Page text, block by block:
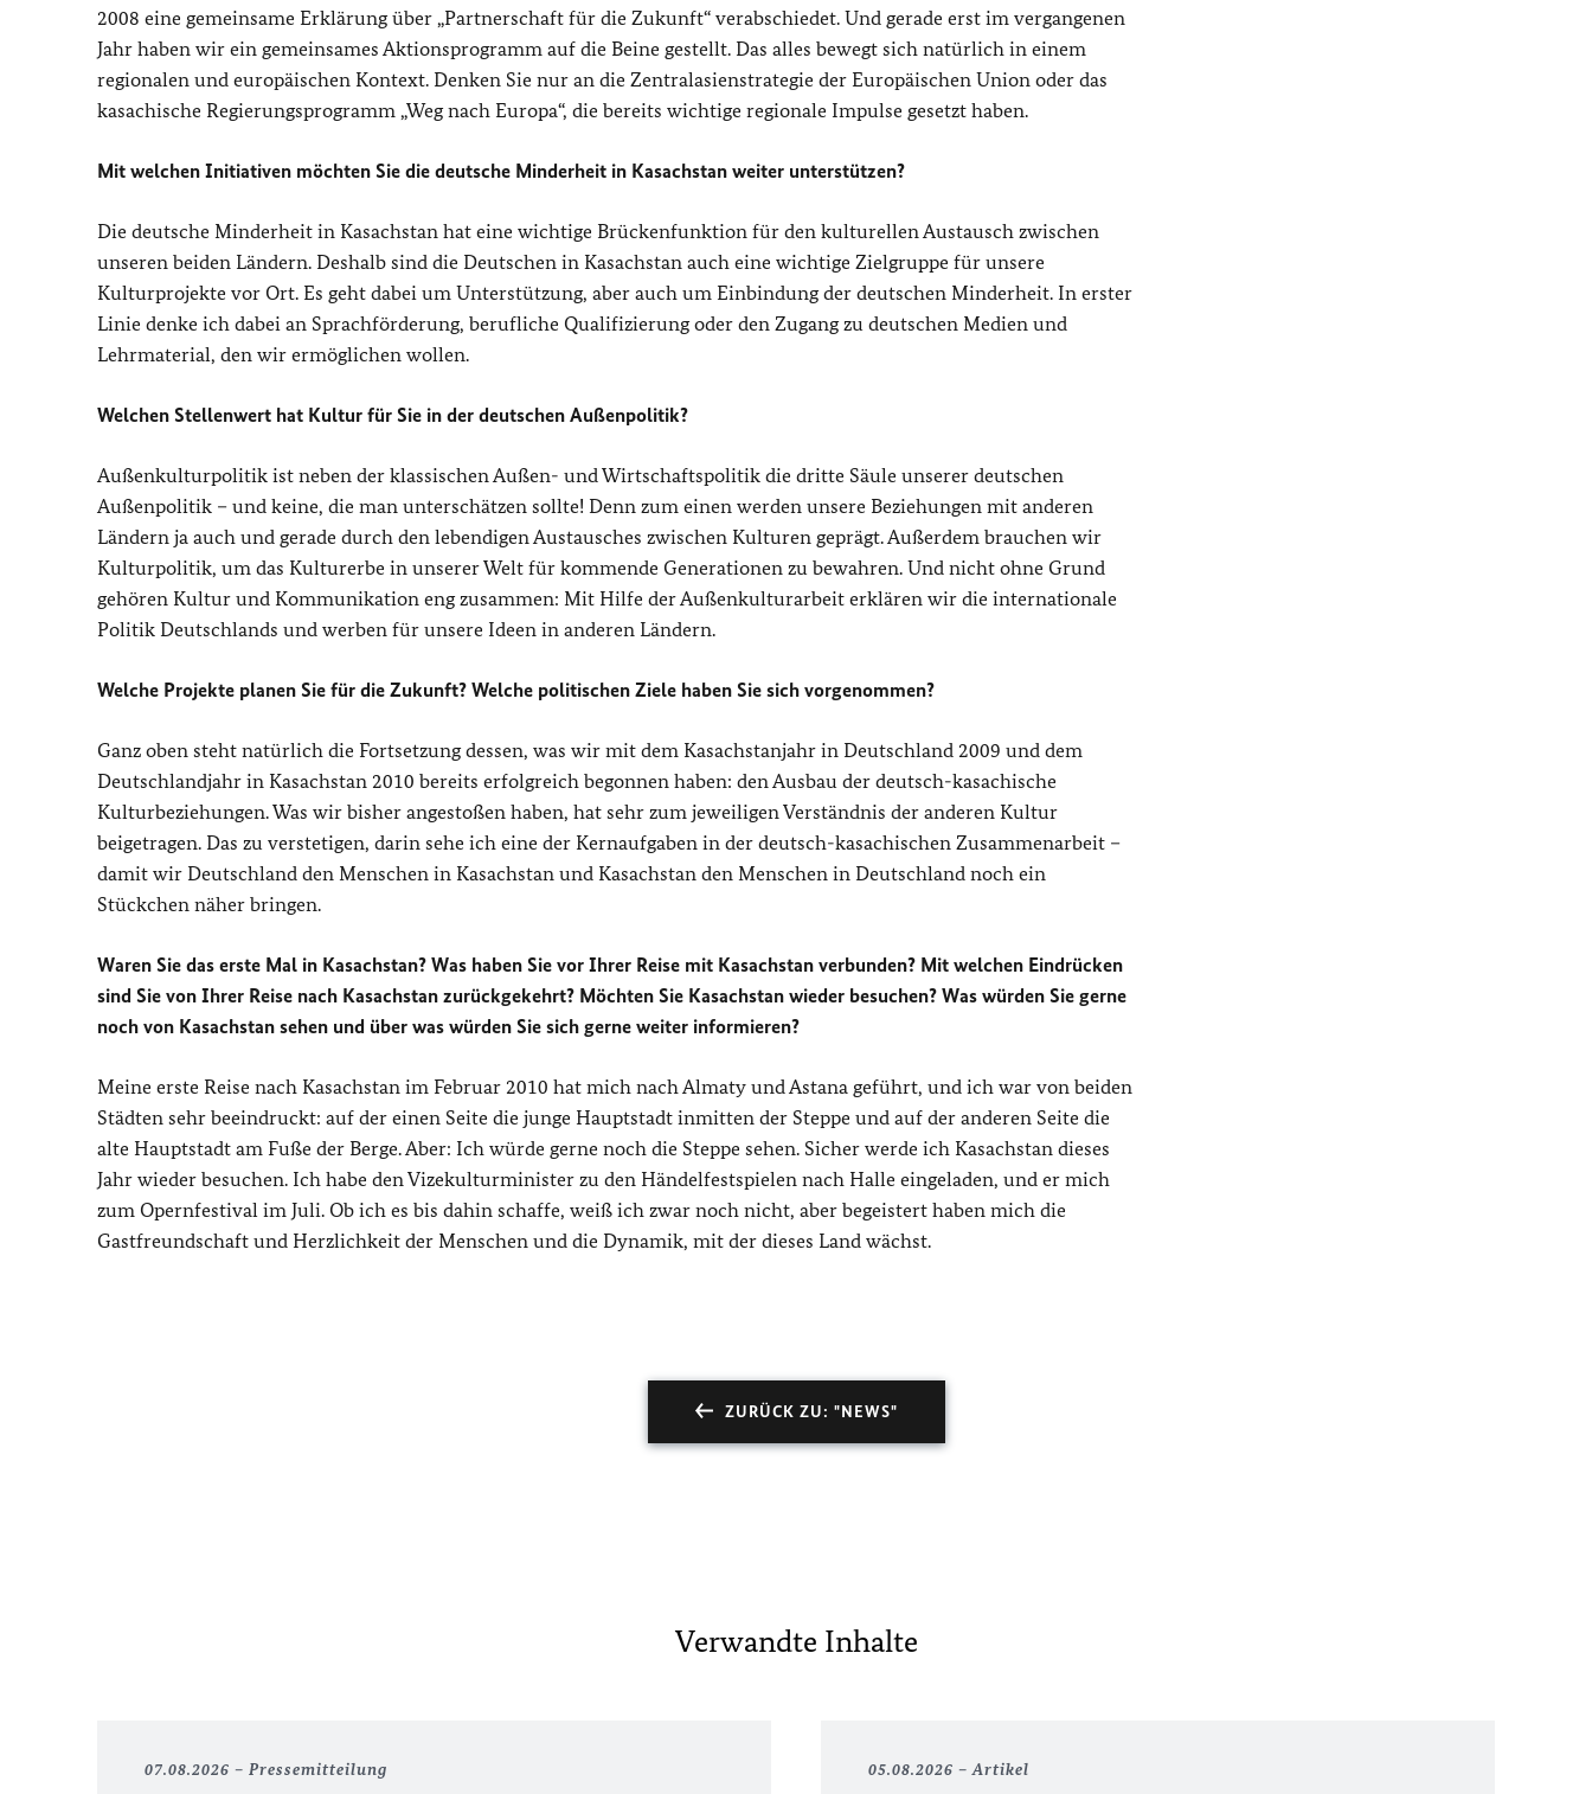
2008 eine gemeinsame Erklärung über „Partnerschaft für die Zukunft“ verabschiedet. Und gerade erst im vergangenen
Jahr haben wir ein gemeinsames Aktionsprogramm auf die Beine gestellt. Das alles bewegt sich natürlich in einem
regionalen und europäischen Kontext. Denken Sie nur an die Zentralasienstrategie der Europäischen Union oder das
kasachische Regierungsprogramm „Weg nach Europa“, die bereits wichtige regionale Impulse gesetzt haben.
Mit welchen Initiativen möchten Sie die deutsche Minderheit in Kasachstan weiter unterstützen?
Die deutsche Minderheit in Kasachstan hat eine wichtige Brückenfunktion für den kulturellen Austausch zwischen
unseren beiden Ländern. Deshalb sind die Deutschen in Kasachstan auch eine wichtige Zielgruppe für unsere
Kulturprojekte vor Ort. Es geht dabei um Unterstützung, aber auch um Einbindung der deutschen Minderheit. In erster
Linie denke ich dabei an Sprachförderung, berufliche Qualifizierung oder den Zugang zu deutschen Medien und
Lehrmaterial, den wir ermöglichen wollen.
Welchen Stellenwert hat Kultur für Sie in der deutschen Außenpolitik?
Außenkulturpolitik ist neben der klassischen Außen- und Wirtschaftspolitik die dritte Säule unserer deutschen
Außenpolitik – und keine, die man unterschätzen sollte! Denn zum einen werden unsere Beziehungen mit anderen
Ländern ja auch und gerade durch den lebendigen Austausches zwischen Kulturen geprägt. Außerdem brauchen wir
Kulturpolitik, um das Kulturerbe in unserer Welt für kommende Generationen zu bewahren. Und nicht ohne Grund
gehören Kultur und Kommunikation eng zusammen: Mit Hilfe der Außenkulturarbeit erklären wir die internationale
Politik Deutschlands und werben für unsere Ideen in anderen Ländern.
Welche Projekte planen Sie für die Zukunft? Welche politischen Ziele haben Sie sich vorgenommen?
Ganz oben steht natürlich die Fortsetzung dessen, was wir mit dem Kasachstanjahr in Deutschland 2009 und dem
Deutschlandjahr in Kasachstan 2010 bereits erfolgreich begonnen haben: den Ausbau der deutsch-kasachische
Kulturbeziehungen. Was wir bisher angestoßen haben, hat sehr zum jeweiligen Verständnis der anderen Kultur
beigetragen. Das zu verstetigen, darin sehe ich eine der Kernaufgaben in der deutsch-kasachischen Zusammenarbeit –
damit wir Deutschland den Menschen in Kasachstan und Kasachstan den Menschen in Deutschland noch ein
Stückchen näher bringen.
Waren Sie das erste Mal in Kasachstan? Was haben Sie vor Ihrer Reise mit Kasachstan verbunden? Mit welchen Eindrücken
sind Sie von Ihrer Reise nach Kasachstan zurückgekehrt? Möchten Sie Kasachstan wieder besuchen? Was würden Sie gerne
noch von Kasachstan sehen und über was würden Sie sich gerne weiter informieren?
Meine erste Reise nach Kasachstan im Februar 2010 hat mich nach Almaty und Astana geführt, und ich war von beiden
Städten sehr beeindruckt: auf der einen Seite die junge Hauptstadt inmitten der Steppe und auf der anderen Seite die
alte Hauptstadt am Fuße der Berge. Aber: Ich würde gerne noch die Steppe sehen. Sicher werde ich Kasachstan dieses
Jahr wieder besuchen. Ich habe den Vizekulturminister zu den Händelfestspielen nach Halle eingeladen, und er mich
zum Opernfestival im Juli. Ob ich es bis dahin schaffe, weiß ich zwar noch nicht, aber begeistert haben mich die
Gastfreundschaft und Herzlichkeit der Menschen und die Dynamik, mit der dieses Land wächst.
ZURÜCK ZU: "NEWS"
Verwandte Inhalte
07.08.2026 Pressemitteilung 05.08.2026 Artikel